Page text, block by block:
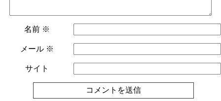
名前 ※
メール ※
サイト